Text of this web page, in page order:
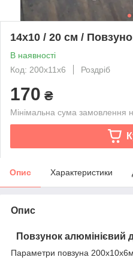
14х10 / 20 см /
В наявності
Код: 200х11х6
Роздріб
170 ₴
Мінімальна сума замовлення
Опис Характеристики
Опис
Повзунок алюмінієвий
Параметри повзуна